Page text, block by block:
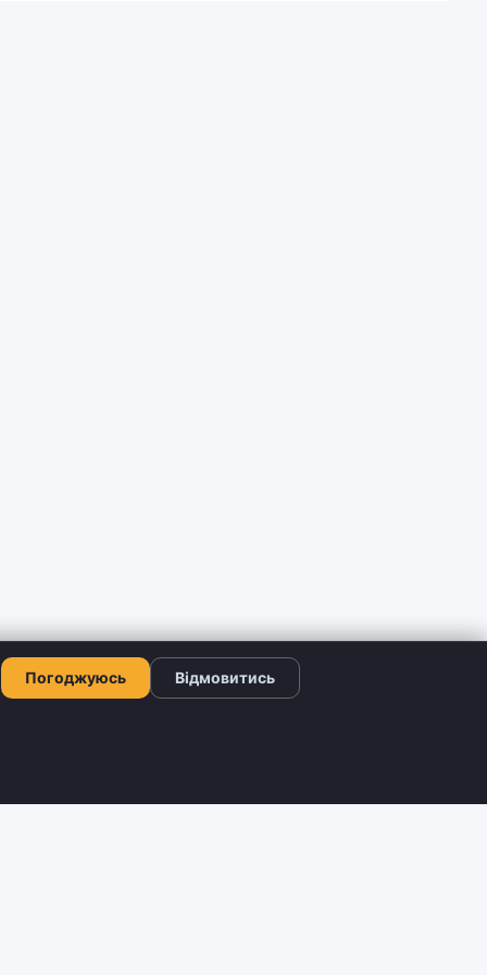
Погоджуюсь Відмовитись